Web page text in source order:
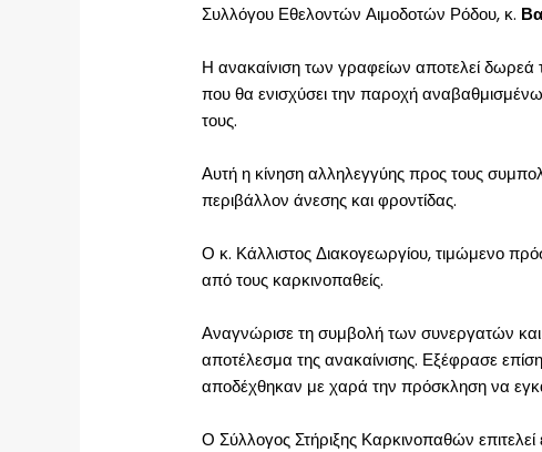
Συλλόγου Εθελοντών Αιμοδοτών Ρόδου, κ.
Η ανακαίνιση των γραφείων αποτελεί
που θα ενισχύσει την παροχή
τους.
Αυτή η κίνηση αλληλεγγύης προς τους
περιβάλλον άνεσης και φροντίδας.
Ο κ. Κάλλιστος Διακογεωργίου, τιμώμενο
από τους καρκινοπαθείς.
Αναγνώρισε τη συμβολή των συνεργατών και
αποτέλεσμα της ανακαίνισης. Εξέφρασε
αποδέχθηκαν με χαρά την πρόσκληση να
Ο Σύλλογος Στήριξης Καρκινοπαθών